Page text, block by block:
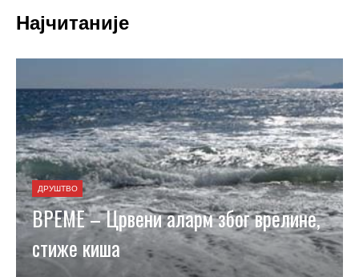
Најчитаније
ДРУШТВО
ВРЕМЕ – Црвени аларм због врелине,
стиже киша